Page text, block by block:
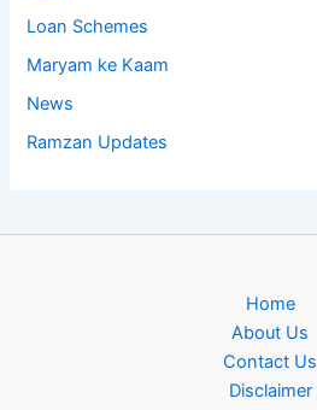
Loan Schemes
Maryam ke Kaam
News
Ramzan Updates
Home
About Us
Contact Us
Disclaimer